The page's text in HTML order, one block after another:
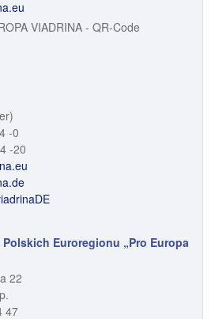
-0
-20
Euroregionu „Pro Europa
22
47